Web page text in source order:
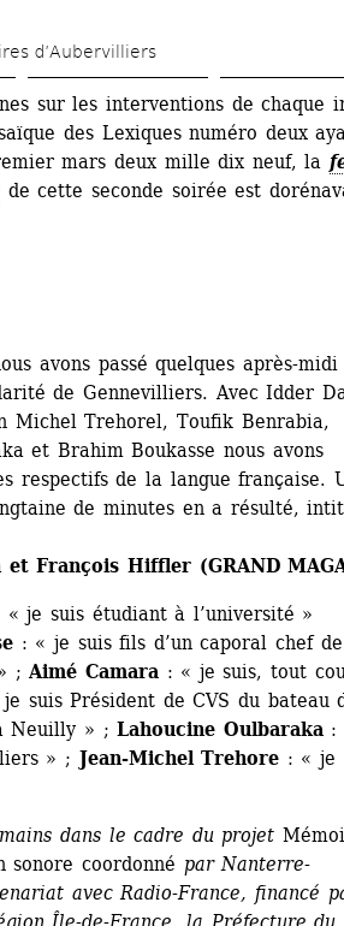
d’Aubervilliers
sur les interventions de chaque
des Lexiques numéro deux
mars deux mille dix neuf, la
de cette seconde soirée est
avons passé quelques après-
de Gennevilliers. Avec Idder
Michel Trehorel, Toufik Benrabia,
et Brahim Boukasse nous avons
respectifs de la langue française.
de minutes en a résulté,
François Hiffler (GRAND
je suis étudiant à l’université »
: « je suis fils d’un caporal chef de
» ; Aimé Camara : « je suis, tout
suis Président de CVS du bateau
Neuilly » ; Lahoucine Oulbaraka:
» ; Jean-Michel Trehore : « je
dans le cadre du projet
sonore coordonné par Nanterre-
avec Radio-France, financé